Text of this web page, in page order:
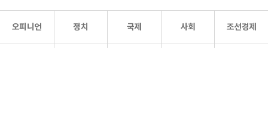
오피니언 정치 국제 사회 조선경제